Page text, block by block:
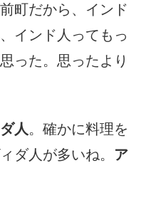
町だから、インド
インド人ってもっ
った。思ったより
人 。確かに料理を
ダ人が多いね。 ア